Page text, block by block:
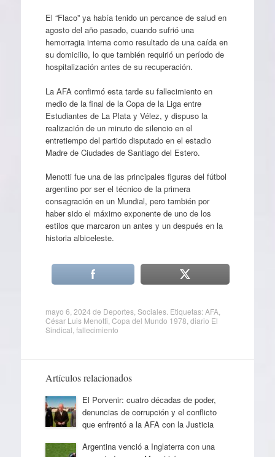
El “Flaco” ya había tenido un percance de salud en
agosto del año pasado, cuando sufrió una
hemorragia interna como resultado de una caída en
su domicilio, lo que también requirió un período de
hospitalización antes de su recuperación.
La AFA confirmó esta tarde su fallecimiento en
medio de la final de la Copa de la Liga entre
Estudiantes de La Plata y Vélez, y dispuso la
realización de un minuto de silencio en el
entretiempo del partido disputado en el estadio
Madre de Ciudades de Santiago del Estero.
Menotti fue una de las principales figuras del fútbol
argentino por ser el técnico de la primera
consagración en un Mundial, pero también por
haber sido el máximo exponente de uno de los
estilos que marcaron un antes y un después en la
historia albiceleste.
mayo 6, 2024 de Deportes, Sociales. Etiquetas:AFA,
César Luis Menotti Copa del Mundo 1978 diario El
Sindical fallecimiento
Artículos relacionados
El Porvenir: cuatro décadas de poder,
denuncias de corrupción y el conflicto
que enfrentó a la AFA con la Justicia
Argentina venció a Inglaterra con una